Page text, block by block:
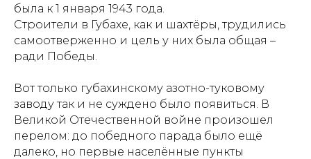
была к 1 января 1943 года.
Строители в Губахе, как и шахтёры, трудились
самоотверженно и цель у них была общая –
ради Победы.
Вот только губахинскому азотно-туковому
заводу так и не суждено было появиться. В
Великой Отечественной войне произошел
перелом: до победного парада было ещё
далеко, но первые населённые пункты